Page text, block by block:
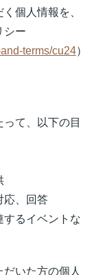
個人情報を、
シー
terms/cu24）
て、以下の目
応、回答
するイベントな
いた方の個人